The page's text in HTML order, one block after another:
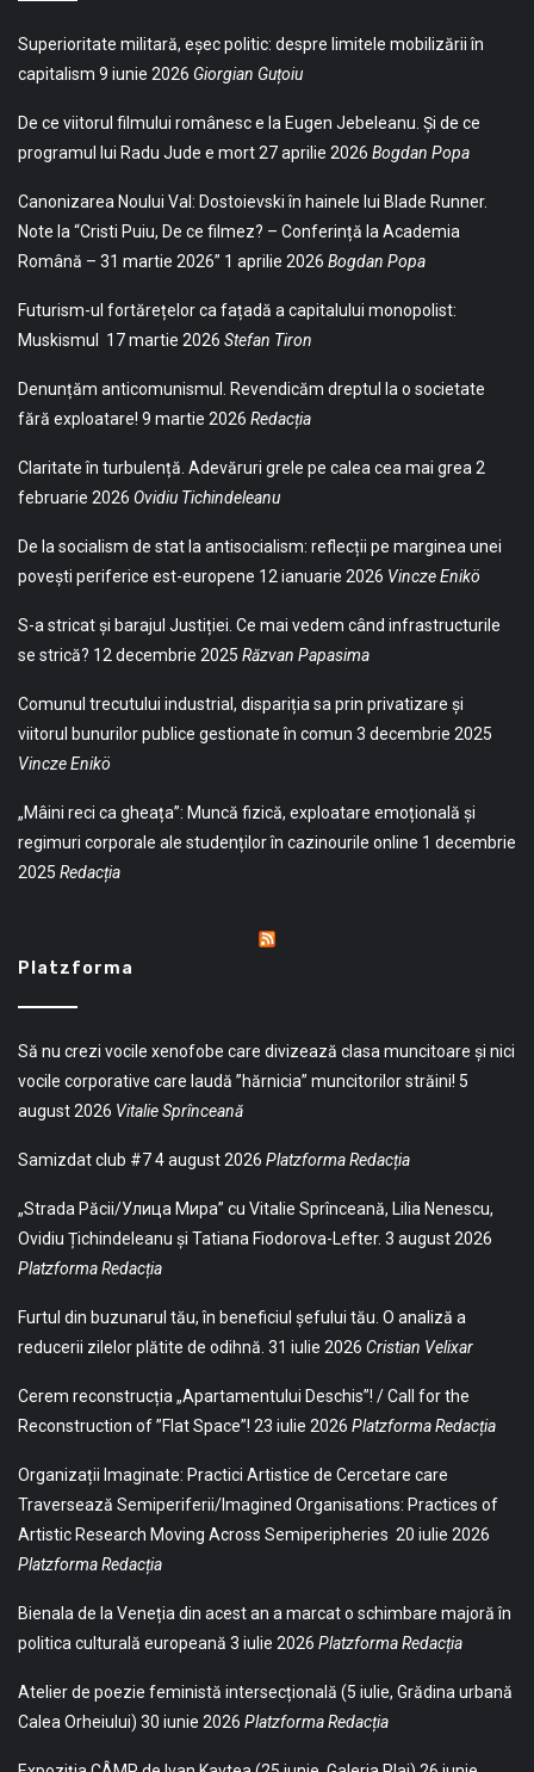
Superioritate militară, eșec politic: despre limitele mobilizării în
capitalism 9 iunie 2026 Giorgian Guțoiu
De ce viitorul filmului românesc e la Eugen Jebeleanu. Și de ce
programul lui Radu Jude e mort27 aprilie 2026 Bogdan Popa
Canonizarea Noului Val: Dostoievski în hainele lui Blade Runner.
Note la “Cristi Puiu, De ce filmez? – Conferință la Academia
Română – 31 martie 2026” 1 aprilie 2026 Bogdan Popa
Futurism-ul fortărețelor ca fațadă a capitalului monopolist:
Muskismul
17 martie 2026 Stefan Tiron
Denunțăm anticomunismul. Revendicăm dreptul la o societate
fără exploatare! 9 martie 2026 Redacția
Claritate în turbulență. Adevăruri grele pe calea cea mai grea 2
februarie 2026 Ovidiu Tichindeleanu
De la socialism de stat la antisocialism: reflecții pe marginea unei
povești periferice est-europene 12 ianuarie 2026 Vincze Enikö
S-a stricat și barajul Justiției. Ce mai vedem când infrastructurile
se strică? 12 decembrie 2025 Răzvan Papasima
Comunul trecutului industrial, dispariția sa prin privatizare și
viitorul bunurilor publice gestionate în comun 3 decembrie 2025
Vincze Enikö
„Mâini reci ca gheața”: Muncă fizică, exploatare emoțională și
regimuri corporale ale studenților în cazinourile online 1 decembrie
2025 Redacția
Platzforma
Să nu crezi vocile xenofobe care divizează clasa muncitoare și nici
vocile corporative care laudă ”hărnicia” muncitorilor străini! 5
august 2026 Vitalie Sprînceană
Samizdat club #74 august 2026 Platzforma Redacția
„Strada Păcii/Улица Мира” cu Vitalie Sprînceană, Lilia Nenescu,
Ovidiu Țichindeleanu și Tatiana Fiodorova-Lefter. 3 august 2026
Platzforma Redacția
Furtul din buzunarul tău, în beneficiul șefului tău. O analiză a
reducerii zilelor plătite de odihnă. 31 iulie 2026 Cristian Velixar
Cerem reconstrucția „Apartamentului Deschis”! / Call for the
Reconstruction of ”Flat Space”! 23 iulie 2026 Platzforma Redacția
Organizații Imaginate: Practici Artistice de Cercetare care
Traversează Semiperiferii/Imagined Organisations: Practices of
Artistic Research Moving Across Semiperipheries 20 iulie 2026
Platzforma Redacția
Bienala de la Veneția din acest an a marcat o schimbare majoră în
politica culturală europeană 3 iulie 2026 Platzforma Redacția
Atelier de poezie feministă intersecțională (5 iulie, Grădina urbană
Calea Orheiului) 30 iunie 2026 Platzforma Redacția